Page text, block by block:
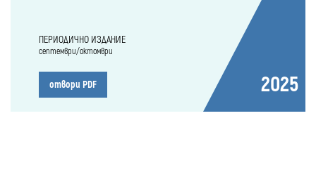
ПЕРИОДИЧНО ИЗДАНИЕ
септември/октомври
отвори PDF 2025